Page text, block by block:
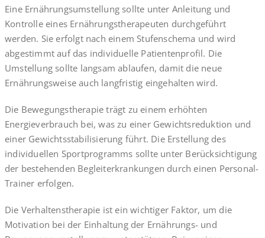
Eine Ernährungsumstellung sollte unter Anleitung und
Kontrolle eines Ernährungstherapeuten durchgeführt
werden. Sie erfolgt nach einem Stufenschema und wird
abgestimmt auf das individuelle Patientenprofil. Die
Umstellung sollte langsam ablaufen, damit die neue
Ernährungsweise auch langfristig eingehalten wird.
Die Bewegungstherapie trägt zu einem erhöhten
Energieverbrauch bei, was zu einer Gewichtsreduktion und
einer Gewichtsstabilisierung führt. Die Erstellung des
individuellen Sportprogramms sollte unter Berücksichtigung
der bestehenden Begleiterkrankungen durch einen Personal-
Trainer erfolgen.
Die Verhaltenstherapie ist ein wichtiger Faktor, um die
Motivation bei der Einhaltung der Ernährungs- und